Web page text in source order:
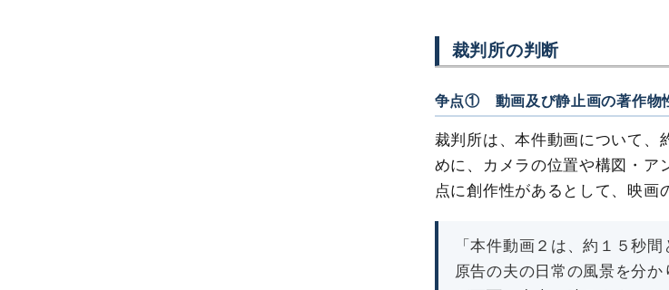
裁判所の判断
争点① 動画及び静止画の著作物
裁判所は、本件動画について、
めに、カメラの位置や構図・ア
点に創作性があるとして、映画
「本件動画２は、約１５秒
原告の夫の日常の風景を分